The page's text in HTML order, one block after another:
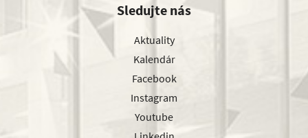
Sledujte nás
Aktuality
Kalendár
Facebook
Instagram
Youtube